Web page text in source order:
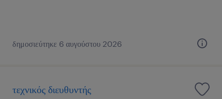
δημοσιεύτηκε 6 αυγούστου 2026
τεχνικός διευθυντής